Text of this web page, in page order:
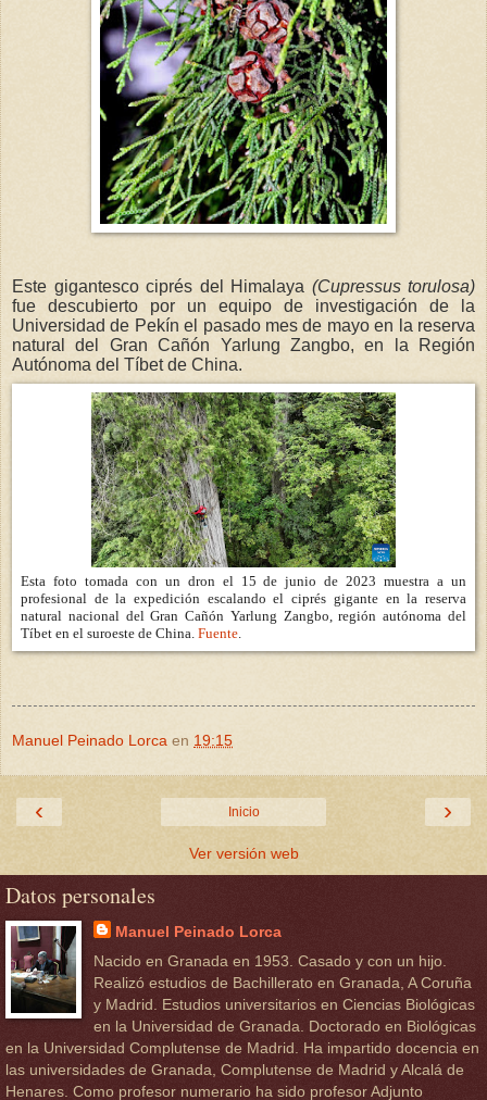
Este gigantesco ciprés del Himalaya (Cupressus torulosa)
fue descubierto por un equipo de investigación de la
Universidad de Pekín el pasado mes de mayo en la reserva
natural del Gran Cañón Yarlung Zangbo, en la Región
Autónoma del Tíbet de China.
Esta foto tomada con un dron el 15 de junio de 2023 muestra a un
profesional de la expedición escalando el ciprés gigante en la reserva
natural nacional del Gran Cañón Yarlung Zangbo, región autónoma del
Tíbet en el suroeste de China. Fuente.
Manuel Peinado Lorca en 19:15
‹ ›
Inicio
Ver versión web
Datos personales
Manuel Peinado Lorca
Nacido en Granada en 1953. Casado y con un hijo.
Realizó estudios de Bachillerato en Granada, A Coruña
y Madrid. Estudios universitarios en Ciencias Biológicas
en la Universidad de Granada. Doctorado en Biológicas
en la Universidad Complutense de Madrid. Ha impartido docencia en
las universidades de Granada, Complutense de Madrid y Alcalá de
Henares. Como profesor numerario ha sido profesor Adjunto